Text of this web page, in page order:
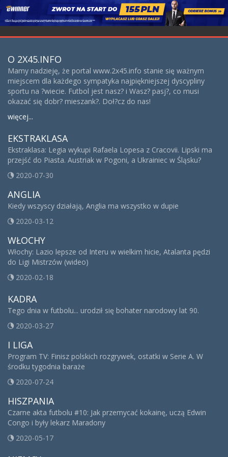
O 2X45.INFO
Mamy nadzieję, że portal www.2x45.info stanie się ważnym
miejscem dla każdego sympatyka najpiękniejszej dyscypliny
sportu na ?wiecie. Futbol jest nasz? i Wasz? pasj?, co musi
okazać się dobr? mieszank?. Doł?cz do nas!
więcej...
EKSTRAKLASA
Ekstraklasa: Legia wykupi Rafaela Lopesa z Cracovii. Lipski ma
przejść do Piasta. Austriak w Pogoni, a Ukrainiec w Śląsku?
2020-07-30
ANGLIA
Kiedy wszyscy działają, Anglia ma wszystko w dupie
2020-03-12
WŁOCHY
Włochy: Lazio lepsze od Interu w wielkim hicie, Atalanta pędzi
do Ligi Mistrzów (wideo)
2020-02-18
KADRA
Tego dnia w futbolu... urodził się bohater narodowy lat 90.
2020-03-27
I LIGA
Program TV: Finisz polskich rozgrywek, ostatki w Serie A. W
środku tygodnia baraże
2020-07-24
HISZPANIA
Czarne akta futbolu #10: Jak przemycać kokainę, uczą Edwin
Congo i były lekarz Maradony
2020-05-17